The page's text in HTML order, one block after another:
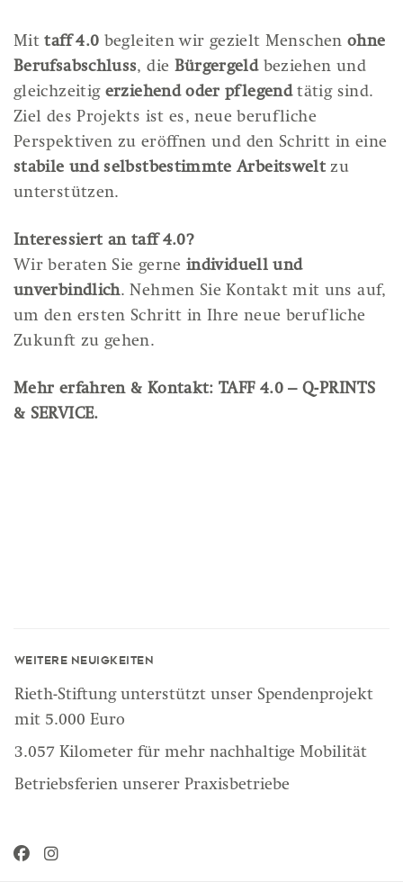
Mittaff 4.0 begleiten wir gezielt Menschen ohne
Berufsabschluss, die Bürgergeldbeziehen und
gleichzeitig erziehend oder pflegendtätig sind.
Ziel des Projekts ist es, neue berufliche
Perspektiven zu eröffnen und den Schritt in eine
stabile und selbstbestimmte Arbeitswelt zu
unterstützen.
Interessiert an taff 4.0?
Wir beraten Sie gerne individuell und
unverbindlich. Nehmen Sie Kontakt mit uns auf,
um den ersten Schritt in Ihre neue berufliche
Zukunft zu gehen.
Mehr erfahren & Kontakt:TAFF 4.0 – Q-PRINTS
& SERVICE.
Weitere Neuigkeiten
Rieth-Stiftung unterstützt unser Spendenprojekt
mit 5.000 Euro
3.057 Kilometer für mehr nachhaltige Mobilität
Betriebsferien unserer Praxisbetriebe